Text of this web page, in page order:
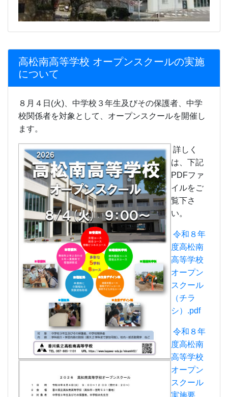
高松南高等学校 オープンスクールの実施
について
８月４日(火)、中学校３年生及びその保護者、中学
校関係者を対象として、オープンスクールを開催し
ます。
詳しく
は、下記
PDFファ
イルをご
覧下さ
い。
令和８年
度高松南
高等学校
オープン
スクール
（チラ
シ）.pdf
令和８年
度高松南
高等学校
オープン
スクール
実施要